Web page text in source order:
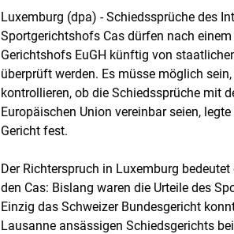
Luxemburg (dpa) - Schiedssprüche des
Sportgerichtshofs Cas dürfen nach
Gerichtshofs EuGH künftig von
überprüft werden. Es müsse möglich
kontrollieren, ob die Schiedssprüche mit
Europäischen Union vereinbar seien,
Gericht fest.
Der Richterspruch in Luxemburg
den Cas: Bislang waren die Urteile des
Einzig das Schweizer Bundesgericht
Lausanne ansässigen Schiedsgerichts